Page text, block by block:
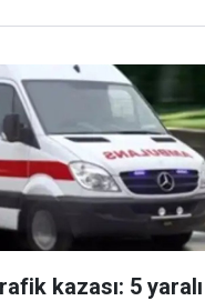
kazası: 5 yaralı